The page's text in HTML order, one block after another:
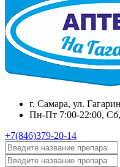
г. Самара, ул.
Пн-Пт 7:00-22:00,
+7(846)379-20-14